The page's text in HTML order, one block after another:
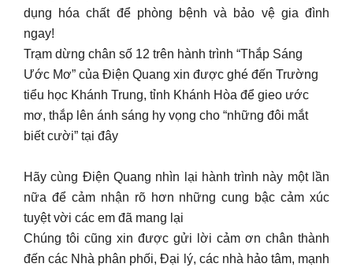
dụng hóa chất để phòng bệnh và bảo vệ gia đình
ngay!
Trạm dừng chân số 12 trên hành trình “Thắp Sáng
Ước Mơ” của Điện Quang xin được ghé đến Trường
tiểu học Khánh Trung, tỉnh Khánh Hòa để gieo ước
mơ, thắp lên ánh sáng hy vọng cho “những đôi mắt
biết cười” tại đây
Hãy cùng Điện Quang nhìn lại hành trình này một lần
nữa để cảm nhận rõ hơn những cung bậc cảm xúc
tuyệt vời các em đã mang lại
Chúng tôi cũng xin được gửi lời cảm ơn chân thành
đến các Nhà phân phối, Đại lý, các nhà hảo tâm, mạnh